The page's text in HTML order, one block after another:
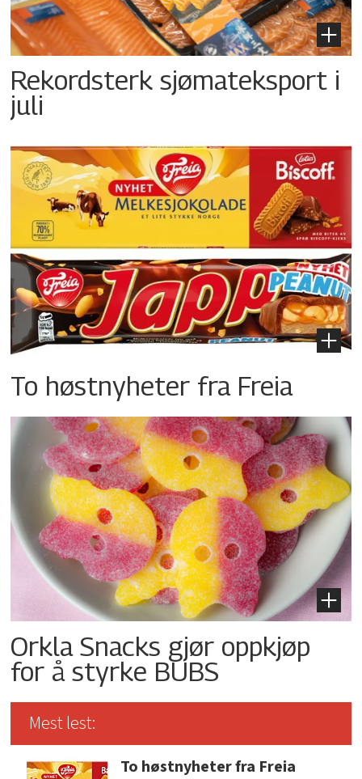
Rekordsterk sjømateksport i
juli
To høstnyheter fra Freia
Orkla Snacks gjør oppkjøp
for å styrke BUBS
Mest lest:
To høstnyheter fra Freia